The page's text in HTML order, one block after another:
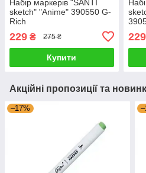
Набір маркерів "SANTI
sketch" "Anime" 390550 G-
Rich
229 ₴ 275 ₴
Купити
229
Акційні пропозиції та
–17%